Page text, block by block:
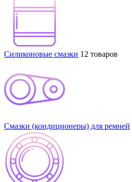
Силиконовые смазки 12 товаров
Смазки (кондиционеры) для ремней